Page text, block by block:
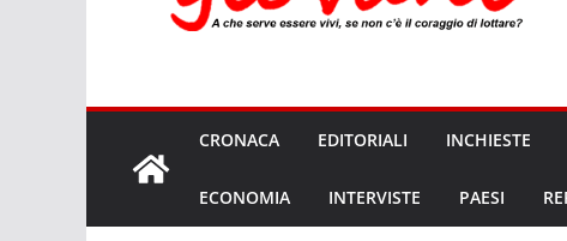
CRONACA EDITORIALI INCHIESTE
ECONOMIA INTERVISTE PAESI